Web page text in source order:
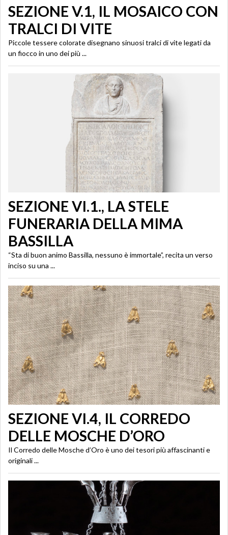
SEZIONE V.1, IL MOSAICO CON
TRALCI DI VITE
Piccole tessere colorate disegnano sinuosi tralci di vite legati da
un fiocco in uno dei più ...
SEZIONE VI.1., LA STELE
FUNERARIA DELLA MIMA
BASSILLA
“Sta di buon animo Bassilla, nessuno è immortale”, recita un verso
inciso su una ...
SEZIONE VI.4, IL CORREDO
DELLE MOSCHE D’ORO
Il Corredo delle Mosche d’Oro è uno dei tesori più affascinanti e
originali ...